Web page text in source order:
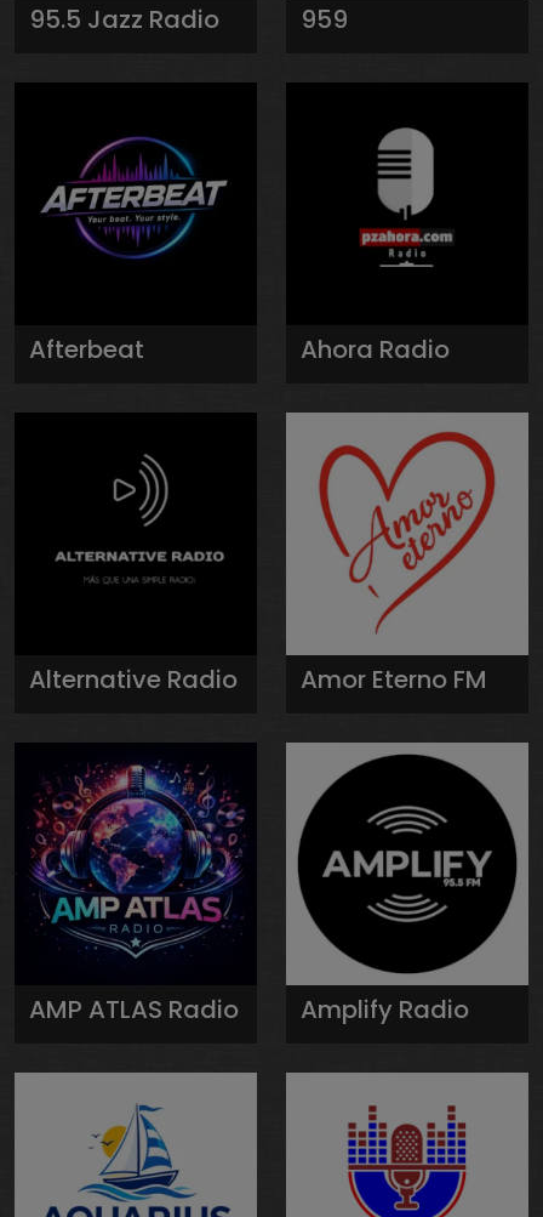
95.5 Jazz Radio 959
Afterbeat Ahora Radio
Alternative Radio Amor Eterno FM
AMP ATLAS Radio Amplify Radio